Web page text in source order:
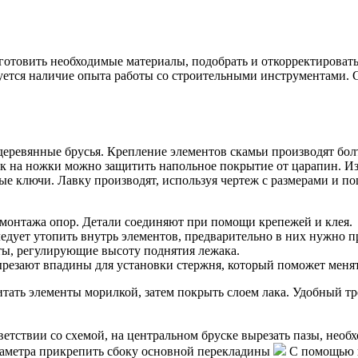
необходимые материалы, подобрать и
наличие опыта работы со строительными
брусья. Крепление элементов скамьи производят
ножки можно защитить напольное покрытие от царапин.
ключи. Лавку производят, используя чертеж с размерами и
опор. Детали соединяют при помощи крепежей и клея.
утопить внутрь элементов, предварительно в них нужно
регулирующие высоту поднятия лежака.
впадины для установки стержня, который поможет
элементы морилкой, затем покрыть слоем лака. Удобный
со схемой, на центральном бруске вырезать пазы,
прикрепить сбоку основной перекладины
С помощью